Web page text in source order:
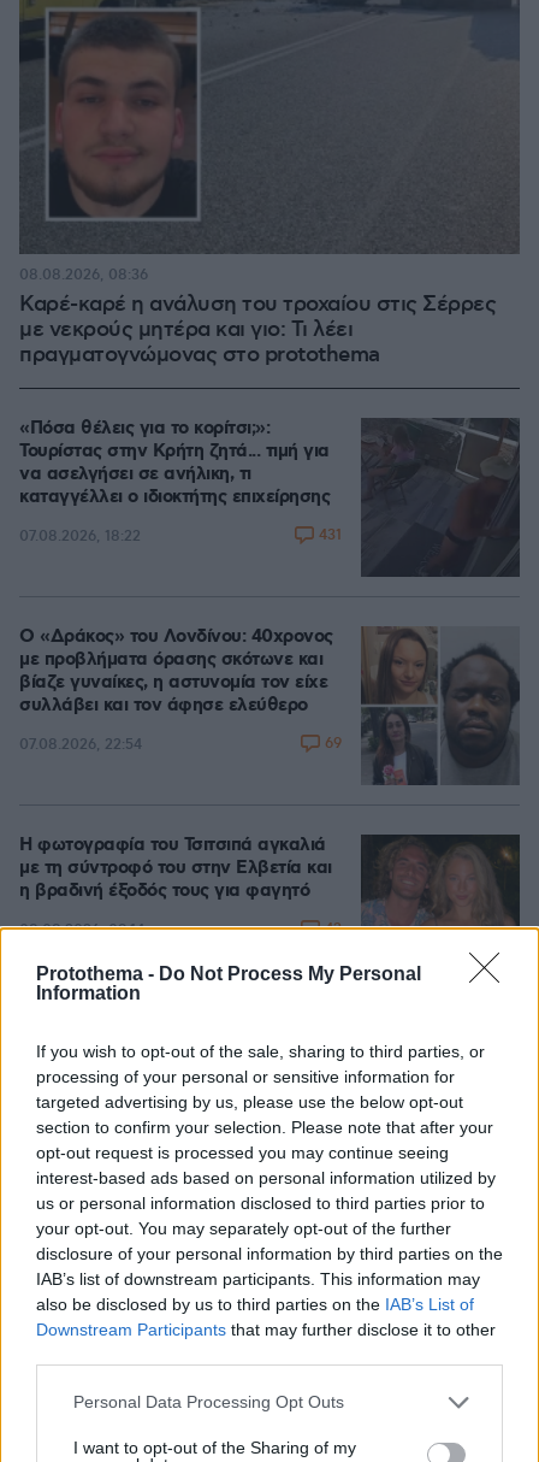
Protothema - Do Not Process My Personal
Information
If you wish to opt-out of the sale, sharing to third parties, or
processing of your personal or sensitive information for
targeted advertising by us, please use the below opt-out
section to confirm your selection. Please note that after your
opt-out request is processed you may continue seeing
interest-based ads based on personal information utilized by
us or personal information disclosed to third parties prior to
your opt-out. You may separately opt-out of the further
disclosure of your personal information by third parties on the
IAB’s list of downstream participants. This information may
also be disclosed by us to third parties on the IAB’s List of
Downstream Participants that may further disclose it to other
Please note that this website/app uses one or more Google
not limited to your visit or usage behaviour. You may click to
Personal Data Processing Opt Outs
I want to opt-out of the Sharing of my
Καρέ-καρέ η ανάλυση του τροχαίου στις Σέρρες
με νεκρούς μητέρα και γιο: Τι λέει
πραγματογνώμονας στο protothema
08.08.2026, 08:36
«Πόσα θέλεις για το κορίτσι;»:
Τουρίστας στην Κρήτη ζητά... τιμή για
να ασελγήσει σε ανήλικη, τι
καταγγέλλει ο ιδιοκτήτης επιχείρησης
07.08.2026, 18:22 431
Ο «Δράκος» του Λονδίνου: 40χρονος
με προβλήματα όρασης σκότωνε και
βίαζε γυναίκες, η αστυνομία τον είχε
συλλάβει και τον άφησε ελεύθερο
07.08.2026, 22:54 69
Η φωτογραφία του Τσιτσιπά αγκαλιά
με τη σύντροφό του στην Ελβετία και
η βραδινή έξοδός τους για φαγητό
08.08.2026, 09:14 42
Χωροταξικό για τον τουρισμό: Οι νέοι
κανόνες για επενδύσεις, Airbnb και
εκτός σχεδίου δόμηση
08.08.2026, 08:10 13
Δικηγόρος 46χρονης κατηγορουμένης
για Marfin: Δεν είναι η εντολέας μου
στις φωτογραφίες, είχε εξεταστεί και
το 2022
08.08.2026, 09:09 25